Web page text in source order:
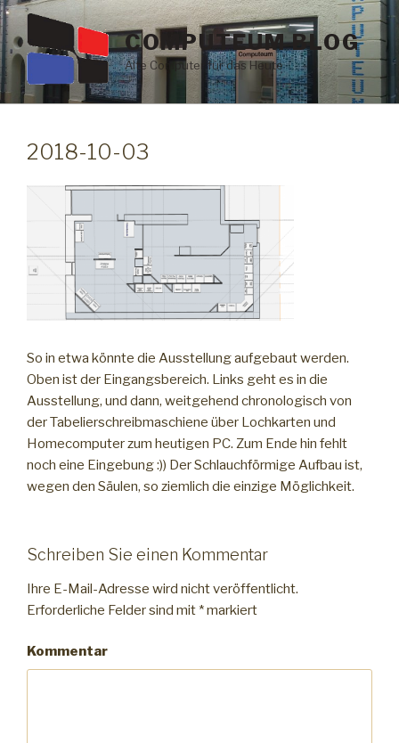
Zum
Inhalt
springen
COMPUTEUM BLOG
Alte Computer für das Heute
2018-10-03
So in etwa könnte die Ausstellung aufgebaut werden.
Oben ist der Eingangsbereich. Links geht es in die
Ausstellung, und dann, weitgehend chronologisch von
der Tabelierschreibmaschiene über Lochkarten und
Homecomputer zum heutigen PC. Zum Ende hin fehlt
noch eine Eingebung :)) Der Schlauchförmige Aufbau ist,
wegen den Säulen, so ziemlich die einzige Möglichkeit.
Schreiben Sie einen Kommentar
Ihre E-Mail-Adresse wird nicht veröffentlicht.
Erforderliche Felder sind mit *markiert
Kommentar